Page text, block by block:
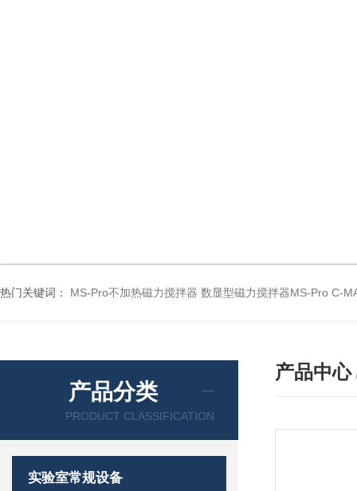
热门关键词： MS-Pro不加热磁力搅拌器 数显型磁力搅拌器MS-Pro C-
产品分类
PRODUCT CLASSIFICATION
实验室常规设备
产品中心